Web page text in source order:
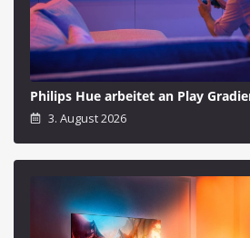
Philips Hue arbeitet an Play
3. August 2026